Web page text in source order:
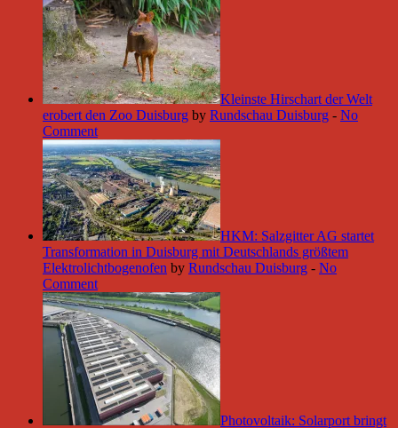
Kleinste Hirschart der Welt
erobert den Zoo Duisburg by Rundschau Duisburg - No
Comment
HKM: Salzgitter AG startet
Transformation in Duisburg mit Deutschlands größtem
Elektrolichtbogenofen by Rundschau Duisburg - No
Comment
Photovoltaik: Solarport bringt